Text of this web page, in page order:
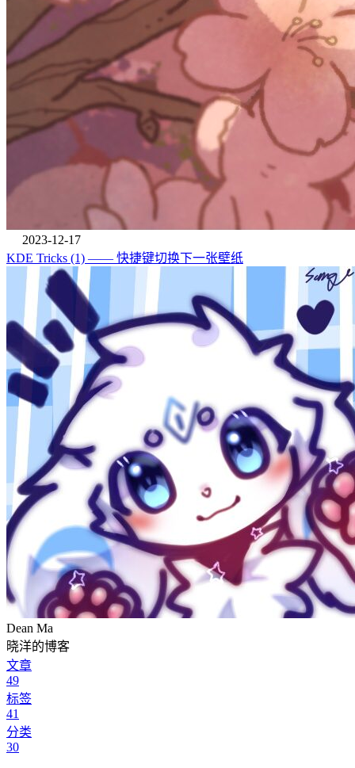
2023-12-17
KDE Tricks (1) —— 快捷键切换下一张壁纸
Dean Ma
晓洋的博客
文章
49
标签
41
分类
30